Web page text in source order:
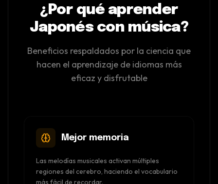
¿Por qué aprender
Japonés con música?
Beneficios respaldados por la ciencia que
hacen el aprendizaje de idiomas más
eficaz y disfrutable
Mejor memoria
Las melodías musicales activan múltiples
regiones del cerebro, haciendo el vocabulario
más fácil de recordar.